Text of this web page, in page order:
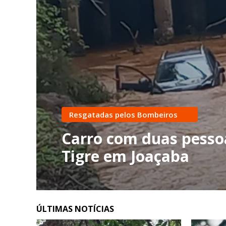
Desvio de recursos
CPI da Prefeitura
recomenda
pessoas
ÚLTIMAS NOTÍCIAS